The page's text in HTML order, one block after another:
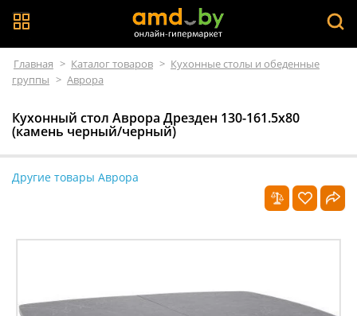
Главная > Каталог товаров > Кухонные столы и обеденные
группы > Аврора
Кухонный стол Аврора Дрезден 130-161.5x80
(камень черный/черный)
Другие товары Аврора